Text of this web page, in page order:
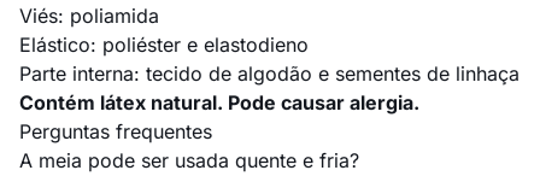
Viés: poliamida
Elástico: poliéster e elastodieno
Parte interna: tecido de algodão e sementes de linhaça
Contém látex natural. Pode causar alergia.
Perguntas frequentes
A meia pode ser usada quente e fria?